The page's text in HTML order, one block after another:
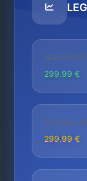
299.99 €
299.99 €